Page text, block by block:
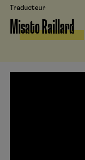
Traducteur
Misato Raillard